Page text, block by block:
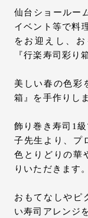
オンライン見
仙台ショールー
イベント等で料
をお迎えし、
『行楽寿司彩り
美しい春の色彩
箱』を手作りし
飾り巻き寿司1
子先生より、プ
色とりどりの華
りいただきます。
おもてなしやピ
い寿司アレンジ